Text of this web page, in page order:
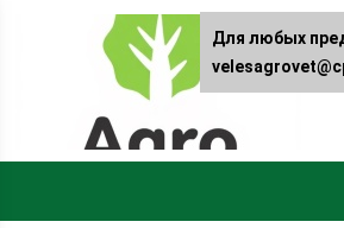
Для любых